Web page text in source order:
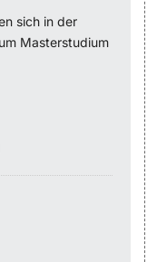
sich in der
Masterstudium